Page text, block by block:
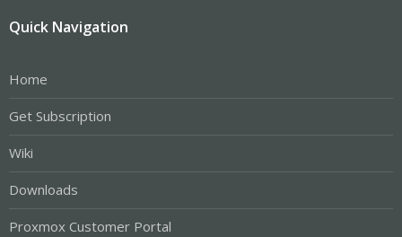
Quick Navigation
Home
Get Subscription
Wiki
Downloads
Proxmox Customer Portal